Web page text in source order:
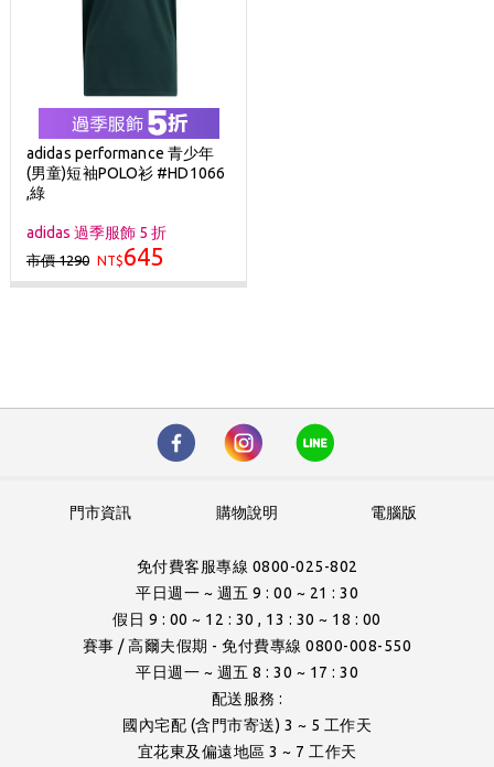
adidas performance 青少年
(男童)短袖POLO衫 #HD1066
,綠
adidas 過季服飾 5 折
市價 1290 NT$645
電腦版
購物說明
門市資訊
免付費客服專線 0800-025-802
平日週一 ~ 週五 9 : 00 ~ 21 : 30
假日 9 : 00 ~ 12 : 30 , 13 : 30 ~ 18 : 00
賽事 / 高爾夫假期 - 免付費專線 0800-008-550
平日週一 ~ 週五 8 : 30 ~ 17 : 30
配送服務 :
國內宅配 (含門市寄送) 3 ~ 5 工作天
宜花東及偏遠地區 3 ~ 7 工作天